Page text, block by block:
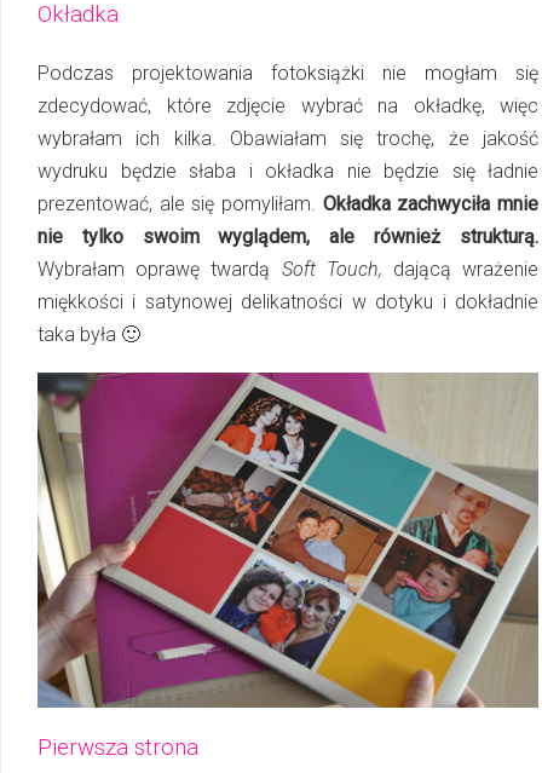
Okładka
Podczas projektowania fotoksiążki nie mogłam się
zdecydować, które zdjęcie wybrać na okładkę, więc
wybrałam ich kilka. Obawiałam się trochę, że jakość
wydruku będzie słaba i okładka nie będzie się ładnie
prezentować, ale się pomyliłam. Okładka zachwyciła mnie
nie tylko swoim wyglądem, ale również strukturą.
Wybrałam oprawę twardą Soft Touch, dającą wrażenie
miękkości i satynowej delikatności w dotyku i dokładnie
taka była 🙂
Pierwsza strona